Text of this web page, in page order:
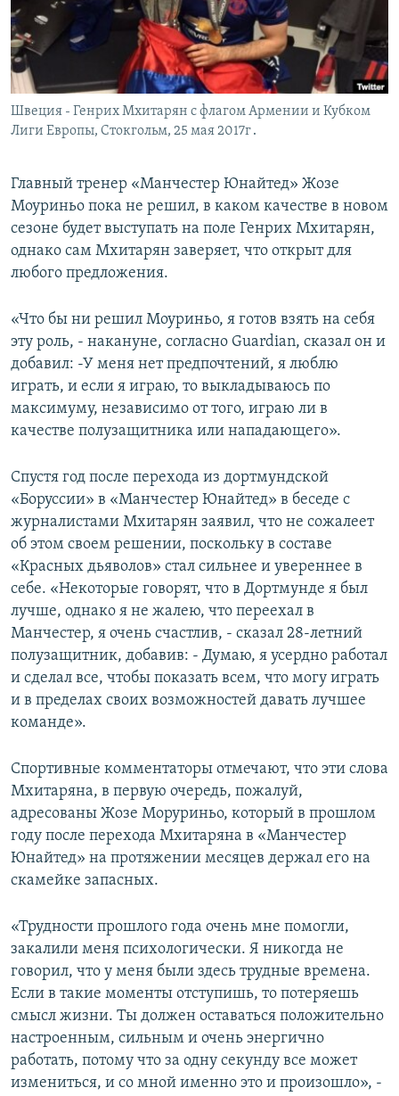
Հայերեն
English
Русский
Швеция - Генрих Мхитарян с флагом Армении и Кубком
Лиги Европы, Стокгольм, 25 мая 2017г․
Главный тренер «Манчестер Юнайтед» Жозе
Моуриньо пока не решил, в каком качестве в новом
сезоне будет выступать на поле Генрих Мхитарян,
однако сам Мхитарян заверяет, что открыт для
любого предложения.
«Что бы ни решил Моуриньо, я готов взять на себя
эту роль, - накануне, согласно Guardian, сказал он и
добавил: -У меня нет предпочтений, я люблю
играть, и если я играю, то выкладываюсь по
максимуму, независимо от того, играю ли в
качестве полузащитника или нападающего».
Спустя год после перехода из дортмундской
«Боруссии» в «Манчестер Юнайтед» в беседе с
журналистами Мхитарян заявил, что не сожалеет
об этом своем решении, поскольку в составе
«Красных дьяволов» стал сильнее и увереннее в
себе. «Некоторые говорят, что в Дортмунде я был
лучше, однако я не жалею, что переехал в
Манчестер, я очень счастлив, - сказал 28-летний
полузащитник, добавив: - Думаю, я усердно работал
и сделал все, чтобы показать всем, что могу играть
и в пределах своих возможностей давать лучшее
команде».
Спортивные комментаторы отмечают, что эти слова
Мхитаряна, в первую очередь, пожалуй,
адресованы Жозе Моруриньо, который в прошлом
году после перехода Мхитаряна в «Манчестер
Юнайтед» на протяжении месяцев держал его на
скамейке запасных.
«Трудности прошлого года очень мне помогли,
закалили меня психологически. Я никогда не
говорил, что у меня были здесь трудные времена.
Если в такие моменты отступишь, то потеряешь
смысл жизни. Ты должен оставаться положительно
настроенным, сильным и очень энергично
работать, потому что за одну секунду все может
измениться, и со мной именно это и произошло», -